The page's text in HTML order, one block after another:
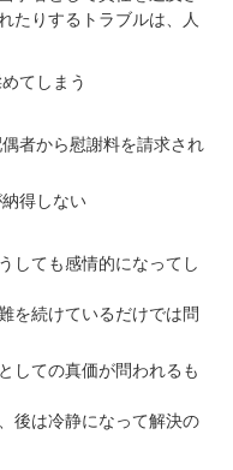
たりするトラブルは、人
てしまう
者から慰謝料を請求され
得しない
しても感情的になってし
を続けているだけでは問
しての真価が問われるも
後は冷静になって解決の